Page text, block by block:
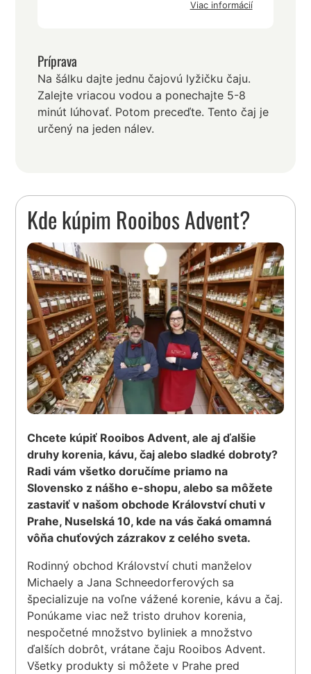
Viac informácií
Príprava
Na šálku dajte jednu čajovú lyžičku čaju.
Zalejte vriacou vodou a ponechajte 5-8
minút lúhovať. Potom preceďte. Tento čaj je
určený na jeden nálev.
Kde kúpim Rooibos Advent?
Chcete kúpiť Rooibos Advent, ale aj ďalšie
druhy korenia, kávu, čaj alebo sladké dobroty?
Radi vám všetko doručíme priamo na
Slovensko z nášho e-shopu, alebo sa môžete
zastaviť v našom obchode Království chuti v
Prahe, Nuselská 10, kde na vás čaká omamná
vôňa chuťových zázrakov z celého sveta.
Rodinný obchod Království chuti manželov
Michaely a Jana Schneedorferových sa
špecializuje na voľne vážené korenie, kávu a čaj.
Ponúkame viac než tristo druhov korenia,
nespočetné množstvo byliniek a množstvo
ďalších dobrôt, vrátane čaju Rooibos Advent.
Všetky produkty si môžete v Prahe pred